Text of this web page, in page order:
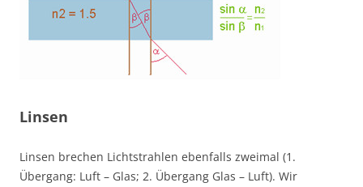
Linsen
Linsen brechen Lichtstrahlen ebenfalls zweimal (1.
Übergang: Luft – Glas; 2. Übergang Glas – Luft). Wir